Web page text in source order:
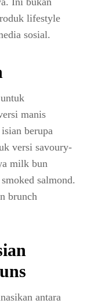
lifestyle
sosial.
manis
berupa
versi savoury-
milk bun
salmond.
brunch
antara